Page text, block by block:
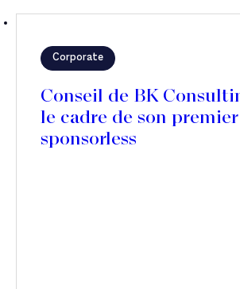
Corporate
Conseil de BK
le cadre de son
sponsorless